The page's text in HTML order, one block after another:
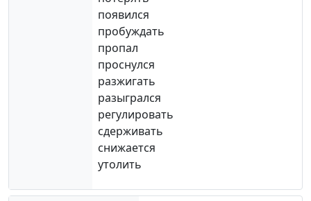
появился
пробуждать
пропал
проснулся
разжигать
разыгрался
регулировать
сдерживать
снижается
утолить